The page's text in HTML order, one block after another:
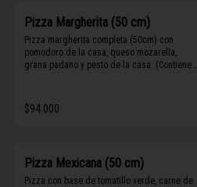
Pizza Margherita (50 cm)
Pizza margherita completa (50cm) con
pomodoro de la casa, queso mozarella,
grana padano y pesto de la casa. (Contiene
$94.000
Pizza Mexicana (50 cm)
Pizza con base de tomatillo verde, carne de